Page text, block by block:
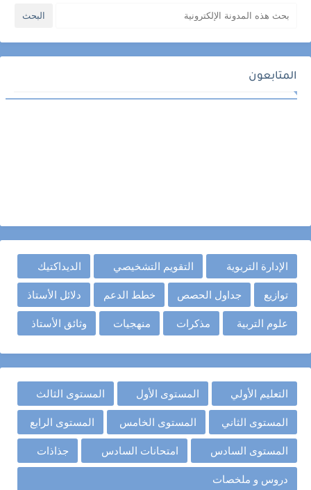
المتابعون
الإدارة التربوية التقويم التشخيصي الديداكتيك
توازيع جداول الحصص خطط الدعم دلائل الأستاذ
علوم التربية مذكرات منهجيات وثائق الأستاذ
التعليم الأولي المستوى الأول المستوى الثالث
المستوى الثاني المستوى الخامس المستوى الرابع
المستوى السادس امتحانات السادس جذاذات
دروس و ملخصات